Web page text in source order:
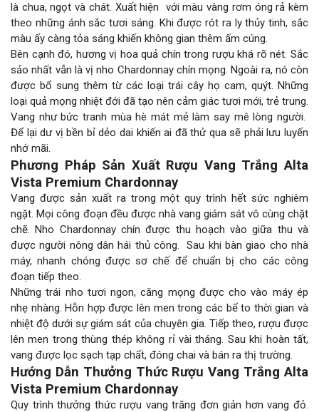
là chua, ngọt và chát. Xuất hiện với màu vàng rơm óng rả kèm
theo những ánh sắc tươi sáng. Khi được rót ra ly thủy tinh, sắc
màu ấy càng tỏa sáng khiến không gian thêm ấm cúng.
Bên cạnh đó, hương vị hoa quả chín trong rượu khá rõ nét. Sắc
sảo nhất vẫn là vị nho Chardonnay chín mọng. Ngoài ra, nó còn
được bổ sung thêm từ các loại trái cây họ cam, quýt. Những
loại quả mọng nhiệt đới đã tạo nên cảm giác tươi mới, trẻ trung.
Vang như bức tranh mùa hè mát mẻ làm say mê lòng người.
Để lại dư vị bền bỉ dẻo dai khiến ai đã thử qua sẽ phải lưu luyến
nhớ mãi.
Phương Pháp Sản Xuất Rượu Vang Trắng Alta
Vista Premium Chardonnay
Vang được sản xuất ra trong một quy trình hết sức nghiêm
ngặt. Mọi công đoạn đều được nhà vang giám sát vô cùng chặt
chẽ. Nho Chardonnay chín được thu hoạch vào giữa thu và
được người nông dân hái thủ công. Sau khi bàn giao cho nhà
máy, nhanh chóng được sơ chế để chuẩn bị cho các công
đoạn tiếp theo.
Những trái nho tươi ngon, căng mọng được cho vào máy ép
nhẹ nhàng. Hỗn hợp được lên men trong các bể to thời gian và
nhiệt độ dưới sự giám sát của chuyên gia. Tiếp theo, rượu được
lên men trong thùng thép không rỉ vài tháng. Sau khi hoàn tất,
vang được lọc sạch tạp chất, đóng chai và bán ra thị trường.
Hướng Dẫn Thưởng Thức Rượu Vang Trắng Alta
Vista Premium Chardonnay
Quy trình thưởng thức rượu vang trăng đơn giản hơn vang đỏ.